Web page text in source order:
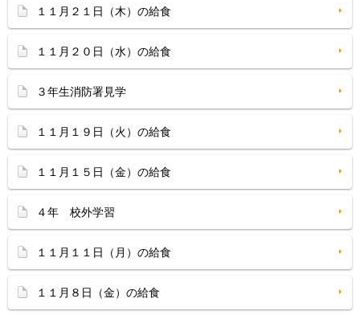
１１月２１日（木）の給食
１１月２０日（水）の給食
３年生消防署見学
１１月１９日（火）の給食
１１月１５日（金）の給食
４年 校外学習
１１月１１日（月）の給食
１１月８日（金）の給食